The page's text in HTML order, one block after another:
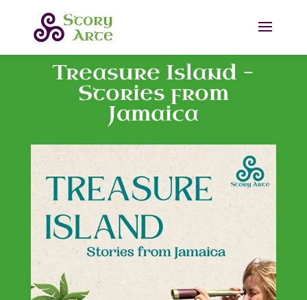
Treasure Island –
Stories from
Jamaica